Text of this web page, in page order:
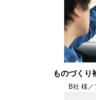
ものづくり
B社 様